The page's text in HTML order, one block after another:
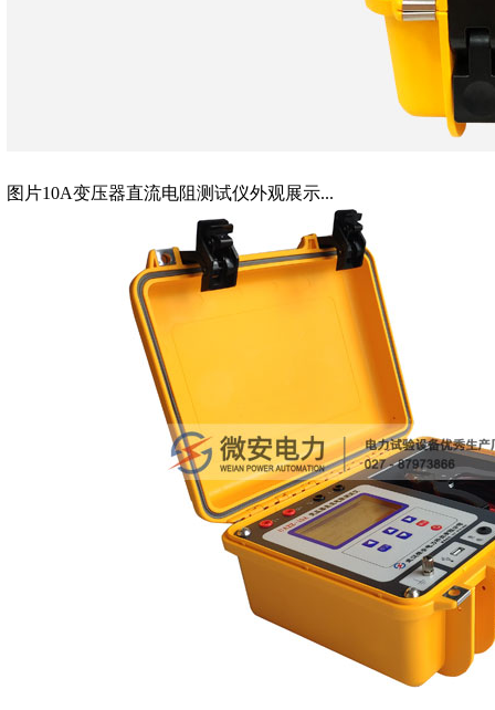
图片10A变压器直流电阻测试仪外观展示...